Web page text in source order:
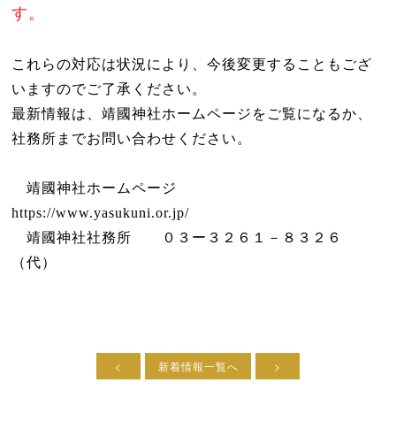
す。
これらの対応は状況により、今後変更することもござ
いますのでご了承ください。
最新情報は、靖國神社ホームページをご覧になるか、
社務所までお問い合わせください。
靖國神社ホームページ
https://www.yasukuni.or.jp/
靖國神社社務所 ０３ー３２６１－８３２６
（代）
< 新着情報一覧へ >